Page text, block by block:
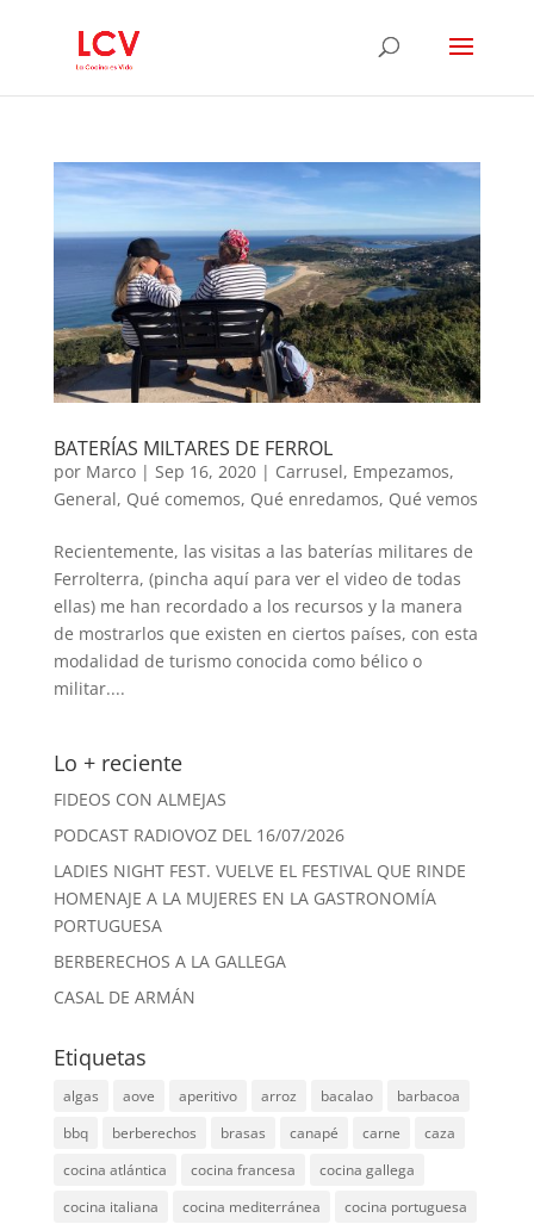
BATERÍAS MILTARES DE FERROL
por Marco| Sep 16, 2020| Carrusel, Empezamos,
General, Qué comemos, Qué enredamos, Qué vemos
Recientemente, las visitas a las baterías militares de
Ferrolterra, (pincha aquí para ver el video de todas
ellas) me han recordado a los recursos y la manera
de mostrarlos que existen en ciertos países, con esta
modalidad de turismo conocida como bélico o
militar....
Lo + reciente
FIDEOS CON ALMEJAS
PODCAST RADIOVOZ DEL 16/07/2026
LADIES NIGHT FEST. VUELVE EL FESTIVAL QUE RINDE
HOMENAJE A LA MUJERES EN LA GASTRONOMÍA
PORTUGUESA
BERBERECHOS A LA GALLEGA
CASAL DE ARMÁN
Etiquetas
algas aove aperitivo arroz bacalao
barbacoa
bbq
berberechos brasas canapé carne
caza
cocina atlántica
cocina francesa
cocina gallega
cocina italiana
cocina mediterránea
cocina portuguesa